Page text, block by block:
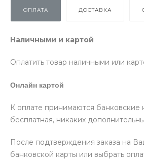
ОПЛАТА ДОСТАВКА
Наличными и картой
Оплатить товар наличными или
Онлайн картой
К оплате принимаются
бесплатная, никаких
После подтверждения заказа на
банковской карты или выбрать